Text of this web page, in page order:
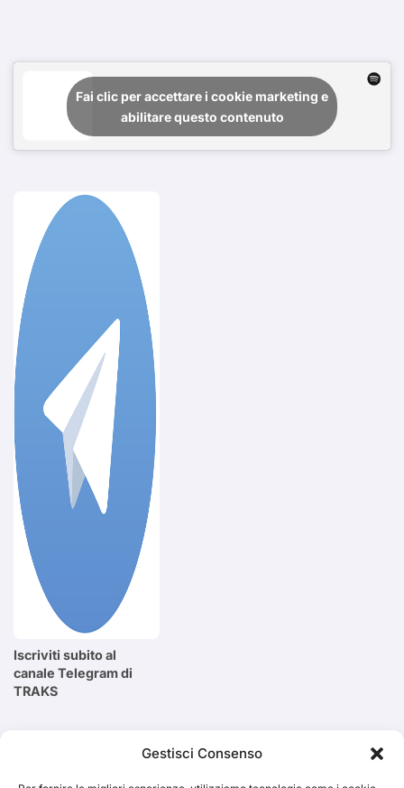
Gestisci Consenso
Fai clic per accettare i cookie marketing e
abilitare questo contenuto
Iscriviti subito al
canale Telegram di
TRAKS